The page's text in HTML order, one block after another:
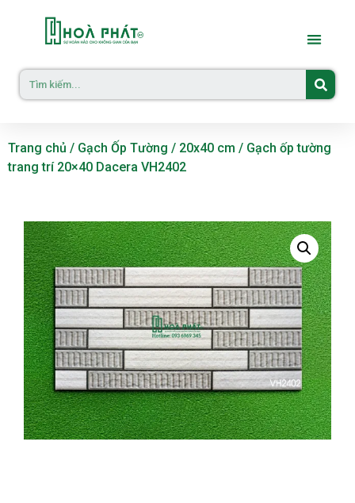
Trang chủ / Gạch Ốp Tường / 20x40 cm / Gạch ốp tường
trang trí 20×40 Dacera VH2402